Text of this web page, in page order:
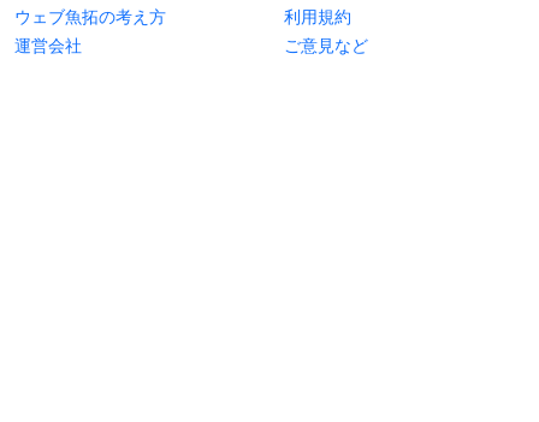
ウェブ魚拓の考え方
利用規約
運営会社
ご意見など